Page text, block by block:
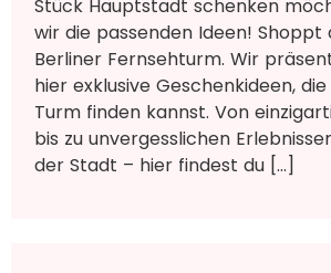
Stück Hauptstadt schenken
wir die passenden Ideen! Shoppt
Berliner Fernsehturm. Wir
hier exklusive Geschenkideen,
Turm finden kannst. Von
bis zu unvergesslichen
der Stadt – hier findest du […]